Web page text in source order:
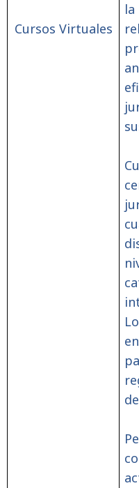
Cursos Virtuales